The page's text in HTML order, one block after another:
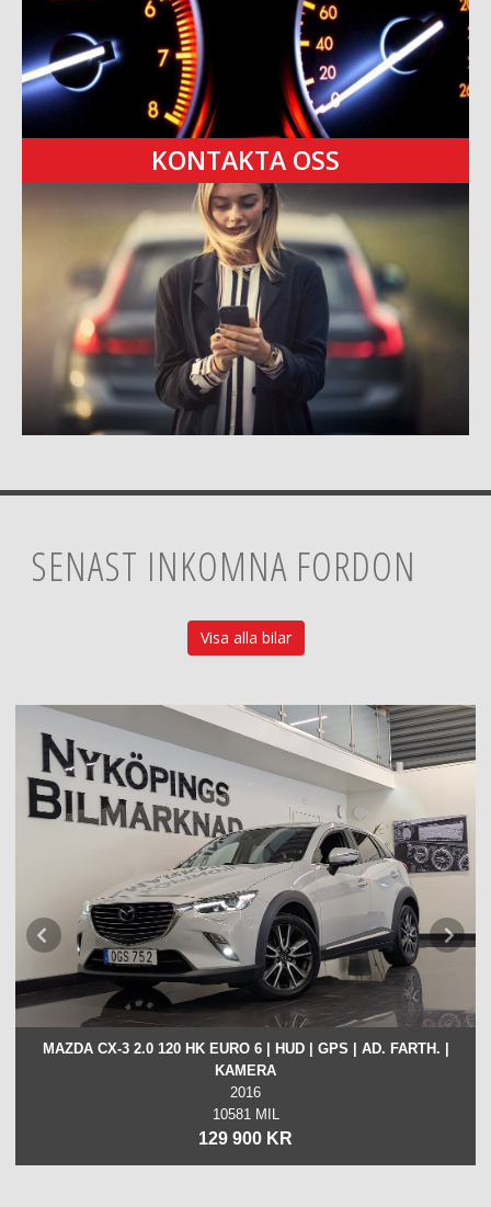
KONTAKTA OSS
SENAST INKOMNA FORDON
Visa alla bilar
MAZDA CX-3 2.0 120 HK EURO 6 | HUD | GPS | AD. FARTH. |
KAMERA
2016
10581 MIL
129 900 KR